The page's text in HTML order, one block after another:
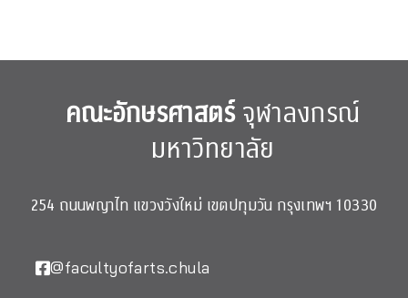
คณะอักษรศาสตร์จุฬาลงกรณ์
มหาวิทยาลัย
254 ถนนพญาไท แขวงวังใหม่ เขตปทุมวัน กรุงเทพฯ 10330
@facultyofarts.chula